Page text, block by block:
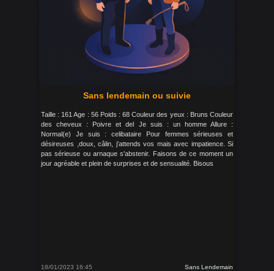
Sans lendemain ou suivie
Taille : 161 Age : 56 Poids : 68 Couleur des yeux : Bruns Couleur
des cheveux : Poivre et del Je suis : un homme Allure :
Normal(e) Je suis : celibataire Pour femmes sérieuses et
désireuses ,doux, câlin, j'attends vos mais avec impatience. Si
pas sérieuse ou arnaque s'abstenir. Faisons de ce moment un
jour agréable et plein de surprises et de sensualité. Bisous
18/01/2023 16:45 Sans Lendemain